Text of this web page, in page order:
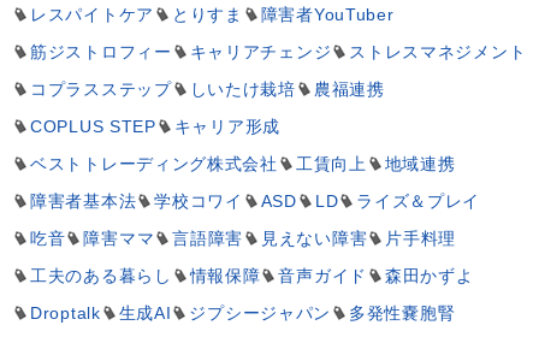
レスパイトケア
とりすま
障害者YouTuber
筋ジストロフィー
キャリアチェンジ
ストレスマネジメント
コプラスステップ
しいたけ栽培
農福連携
COPLUS STEP
キャリア形成
ベストトレーディング株式会社
工賃向上
地域連携
障害者基本法
学校コワイ ASD LD
ライズ＆プレイ
吃音
障害ママ 言語障害 見えない障害
片手料理
工夫のある暮らし
情報保障 音声ガイド
森田かずよ
Droptalk
生成AI ジプシージャパン
多発性嚢胞腎